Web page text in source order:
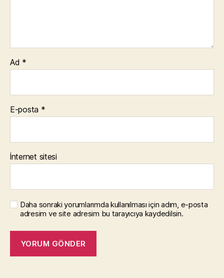
Ad *
E-posta *
İnternet sitesi
Daha sonraki yorumlarımda kullanılması için adım, e-posta
adresim ve site adresim bu tarayıcıya kaydedilsin.